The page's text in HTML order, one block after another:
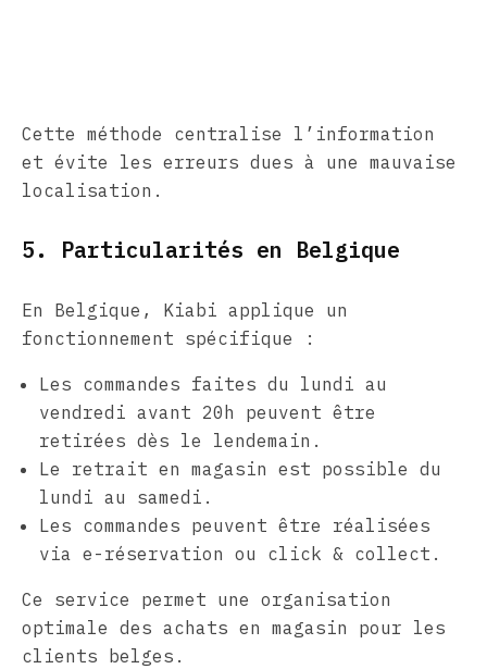
Cette méthode centralise l’information
et évite les erreurs dues à une mauvaise
localisation.
5. Particularités en Belgique
En Belgique, Kiabi applique un
fonctionnement spécifique :
Les commandes faites du lundi au
vendredi avant 20h peuvent être
retirées dès le lendemain.
Le retrait en magasin est possible du
lundi au samedi.
Les commandes peuvent être réalisées
via e-réservation ou click & collect.
Ce service permet une organisation
optimale des achats en magasin pour les
clients belges.